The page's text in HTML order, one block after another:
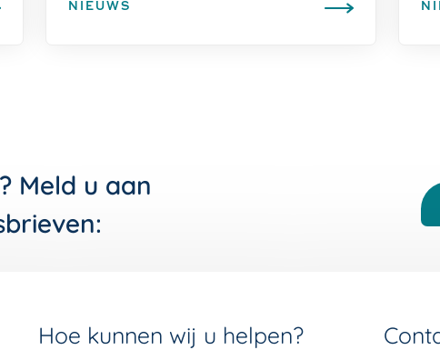
NIEUWS
Meld u aan
Hoe kunnen wij u helpen?